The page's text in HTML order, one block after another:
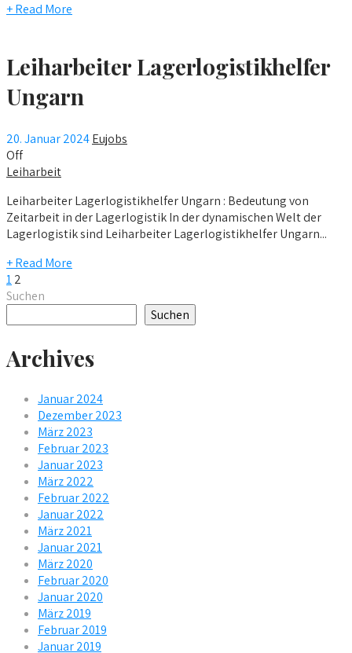
+ Read More
Leiharbeiter Lagerlogistikhelfer
Ungarn
20. Januar 2024Eujobs
Off
Leiharbeit
Leiharbeiter Lagerlogistikhelfer Ungarn : Bedeutung von
Zeitarbeit in der Lagerlogistik In der dynamischen Welt der
Lagerlogistik sind Leiharbeiter Lagerlogistikhelfer Ungarn...
+ Read More
Seitennummerierung
der
Beiträge
12
Suchen
Suchen
Archives
Januar 2024
Dezember 2023
März 2023
Februar 2023
Januar 2023
März 2022
Februar 2022
Januar 2022
März 2021
Januar 2021
März 2020
Februar 2020
Januar 2020
März 2019
Februar 2019
Januar 2019